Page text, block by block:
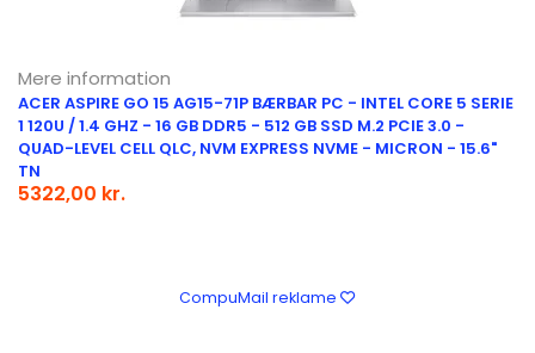
Mere information
ACER ASPIRE GO 15 AG15-71P BÆRBAR PC - INTEL CORE 5 SERIE
1 120U / 1.4 GHZ - 16 GB DDR5 - 512 GB SSD M.2 PCIE 3.0 -
QUAD-LEVEL CELL QLC, NVM EXPRESS NVME - MICRON - 15.6"
TN
5322,00 kr.
CompuMail reklame